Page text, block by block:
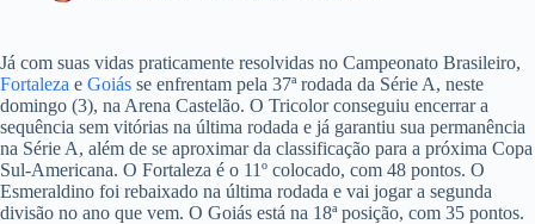
Já com suas vidas praticamente resolvidas no Campeonato Brasileiro,
Fortaleza e Goiás se enfrentam pela 37ª rodada da Série A, neste
domingo (3), na Arena Castelão. O Tricolor conseguiu encerrar a
sequência sem vitórias na última rodada e já garantiu sua permanência
na Série A, além de se aproximar da classificação para a próxima Copa
Sul-Americana. O Fortaleza é o 11º colocado, com 48 pontos. O
Esmeraldino foi rebaixado na última rodada e vai jogar a segunda
divisão no ano que vem. O Goiás está na 18ª posição, com 35 pontos.